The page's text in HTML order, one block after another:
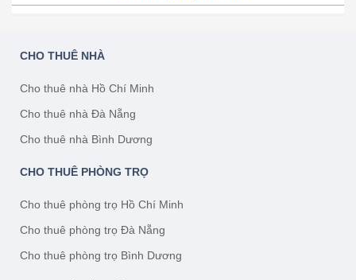
CHO THUÊ NHÀ
Cho thuê nhà Hồ Chí Minh
Cho thuê nhà Đà Nẵng
Cho thuê nhà Bình Dương
CHO THUÊ PHÒNG TRỌ
Cho thuê phòng trọ Hồ Chí Minh
Cho thuê phòng trọ Đà Nẵng
Cho thuê phòng trọ Bình Dương